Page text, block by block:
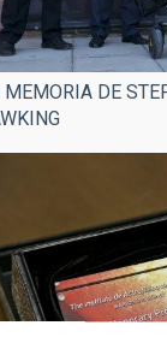
MEMORIA DE